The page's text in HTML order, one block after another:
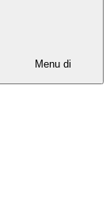
Menu di